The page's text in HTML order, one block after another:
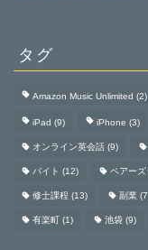
タグ
Amazon Music Unlimited (2)
iPad (9) iPhone (3)
オンライン英会話 (9)
バイト (12) ペアーズ
修士課程 (13) 副業
有楽町 (1) 池袋 (9)